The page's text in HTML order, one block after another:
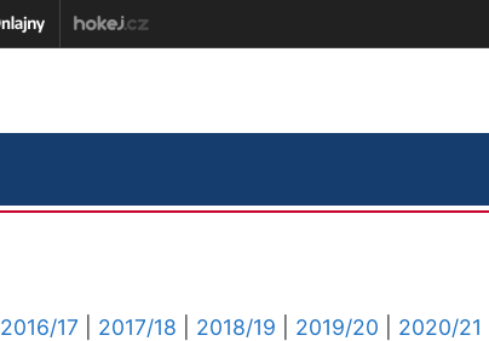
2016/17 2017/18 2018/19 2019/20
2020/21